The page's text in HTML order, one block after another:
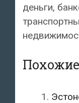
деньги,